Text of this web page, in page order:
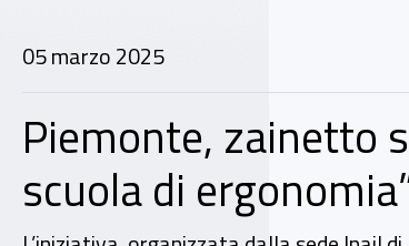
05 marzo 2025
Piemonte, zainetto
scuola di